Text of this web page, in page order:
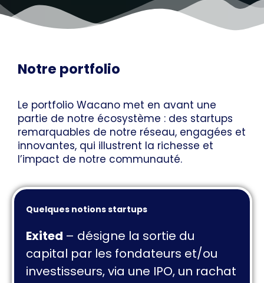
Notre portfolio
Le portfolio Wacano met en avant une
partie de notre écosystème : des startups
remarquables de notre réseau, engagées et
innovantes, qui illustrent la richesse et
l’impact de notre communauté.
Quelques notions startups
Exited – désigne la sortie du
capital par les fondateurs et/ou
investisseurs, via une IPO, un rachat